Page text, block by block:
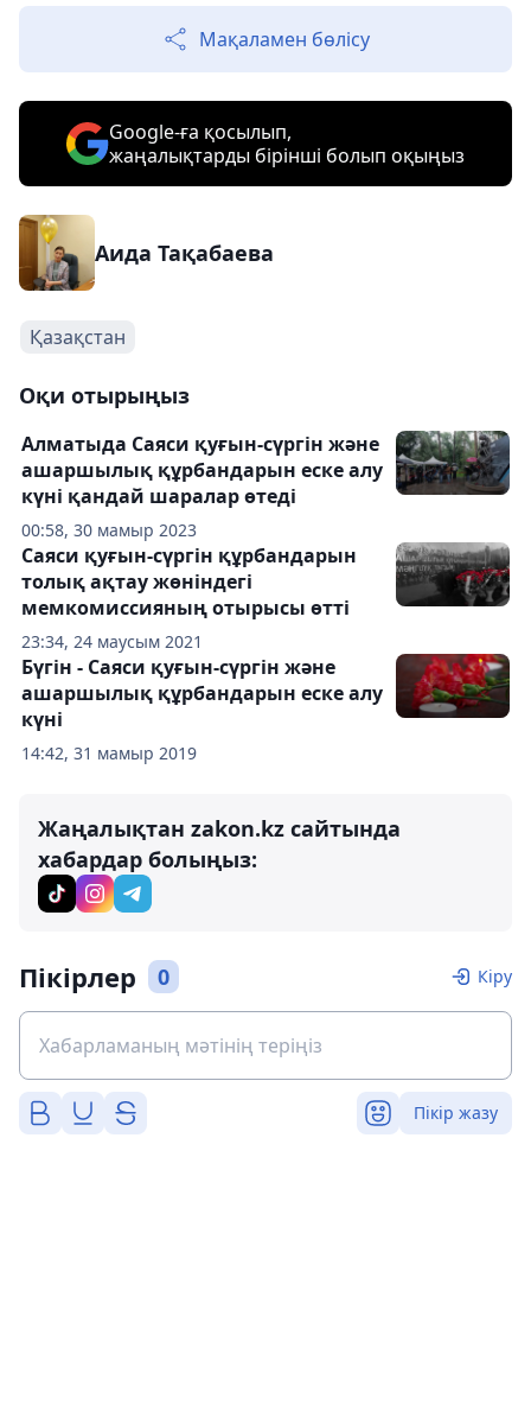
Мақаламен бөлісу
Google-ға қосылып,
жаңалықтарды бірінші болып оқыңыз
Аида Тақабаева
Қазақстан
Оқи отырыңыз
00:58, 30 мамыр 2023
Алматыда Саяси қуғын-сүргін және
ашаршылық құрбандарын еске алу
күні қандай шаралар өтеді
23:34, 24 маусым 2021
Саяси қуғын-сүргін құрбандарын
толық ақтау жөніндегі
мемкомиссияның отырысы өтті
14:42, 31 мамыр 2019
Бүгін - Саяси қуғын-сүргін және
ашаршылық құрбандарын еске алу
күні
Жаңалықтан zakon.kz сайтында
хабардар болыңыз:
Пікірлер 0 Кіру
Пікір жазу